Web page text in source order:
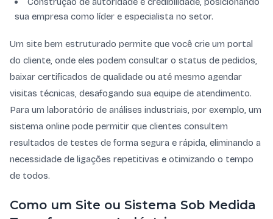
sua empresa como líder e especialista no setor.
Um site bem estruturado permite que você crie um portal
do cliente, onde eles podem consultar o status de pedidos,
baixar certificados de qualidade ou até mesmo agendar
visitas técnicas, desafogando sua equipe de atendimento.
Para um laboratório de análises industriais, por exemplo, um
sistema online pode permitir que clientes consultem
resultados de testes de forma segura e rápida, eliminando a
necessidade de ligações repetitivas e otimizando o tempo
de todos.
Como um Site ou Sistema Sob Medida